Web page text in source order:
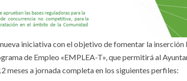
iniciativa con el objetivo de fomentar la
de Empleo «EMPLEA-T», que permitirá al
meses a jornada completa en los siguientes perfiles: